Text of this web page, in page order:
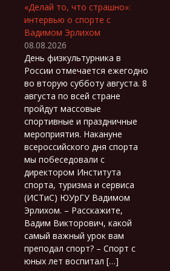
«Делай то, что страшно»:
интервью о спорте с
Вадимом Эрлихом
08.08.2026
День физкультурника в
России отмечается ежегодно
во вторую субботу августа. 8
августа по всей стране
пройдут массовые
спортивные и праздничные
мероприятия. Накануне
всероссийского дня спорта
мы побеседовали с
директором Института
спорта, туризма и сервиса
(ИСТиС) ЮУрГУ Вадимом
Эрлихом. – Расскажите,
Вадим Викторович, какой
самый важный урок вам
преподал спорт? – Спорт с
юных лет воспитал […]